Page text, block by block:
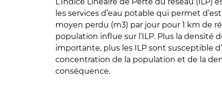
les services d’eau potable qui permet
moyen perdu (m3) par jour pour 1 km de
population influe sur l’ILP. Plus la densité
importante, plus les ILP sont susceptible
concentration de la population et de la
conséquence.